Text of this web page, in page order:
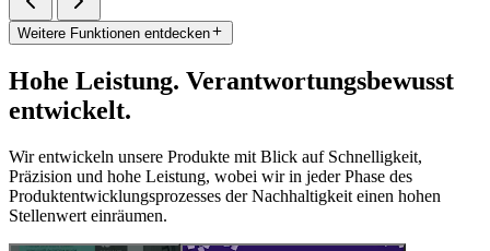
Weitere Funktionen entdecken
Hohe Leistung. Verantwortungsbewusst
entwickelt.
Wir entwickeln unsere Produkte mit Blick auf Schnelligkeit,
Präzision und hohe Leistung, wobei wir in jeder Phase des
Produktentwicklungsprozesses der Nachhaltigkeit einen hohen
Stellenwert einräumen.